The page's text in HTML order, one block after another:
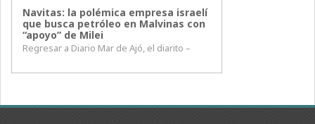
Navitas: la polémica empresa israelí
que busca petróleo en Malvinas con
“apoyo” de Milei
Regresar a Diario Mar de Ajó, el diarito –